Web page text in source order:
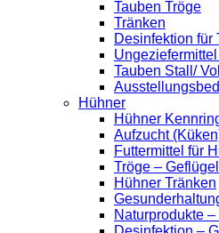
Tauben Tröge
Tränken
Desinfektion für
Tauben Stall/
Hühner
Hühner
Aufzucht
Futtermittel für
Tröge – Geflügel
Hühner Tränken
Naturprodukte –